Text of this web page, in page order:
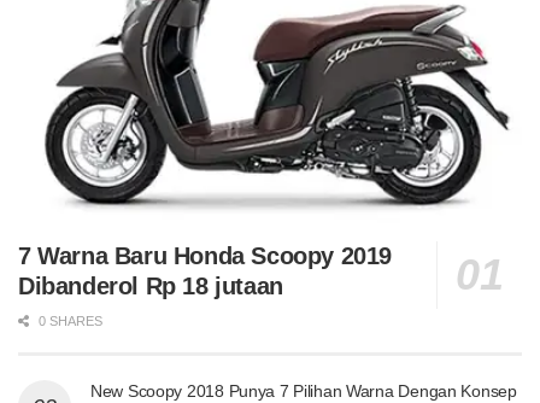
7 Warna Baru Honda Scoopy 2019
Dibanderol Rp 18 jutaan
0 SHARES
New Scoopy 2018 Punya 7 Pilihan Warna Dengan Konsep